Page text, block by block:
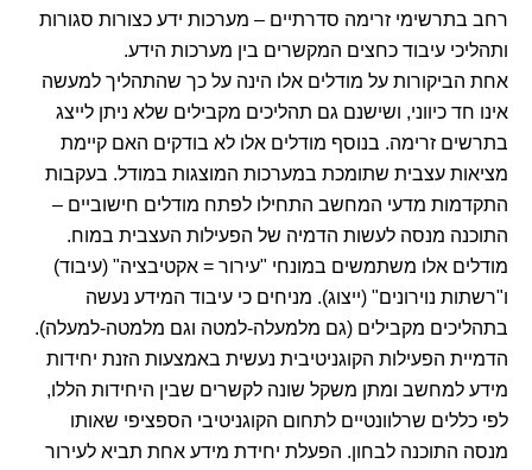
רחב בתרשימי זרימה סדרתיים – מערכות ידע כצורות סגורות
ותהליכי עיבוד כחצים המקשרים בין מערכות הידע.
אחת הביקורות על מודלים אלו הינה על כך שהתהליך למעשה
אינו חד כיווני, ושישנם גם תהליכים מקבילים שלא ניתן לייצג
בתרשים זרימה. בנוסף מודלים אלו לא בודקים האם קיימת
מציאות עצבית שתומכת במערכות המוצגות במודל. בעקבות
התקדמות מדעי המחשב התחילו לפתח מודלים חישוביים –
התוכנה מנסה לעשות הדמיה של הפעילות העצבית במוח.
מודלים אלו משתמשים במונחי "עירור = אקטיבציה" (עיבוד)
ו"רשתות נוירונים" (ייצוג). מניחים כי עיבוד המידע נעשה
בתהליכים מקבילים (גם מלמעלה-למטה וגם מלמטה-למעלה).
הדמיית הפעילות הקוגניטיבית נעשית באמצעות הזנת יחידות
מידע למחשב ומתן משקל שונה לקשרים שבין היחידות הללו,
לפי כללים שרלוונטיים לתחום הקוגניטיבי הספציפי שאותו
מנסה התוכנה לבחון. הפעלת יחידת מידע אחת תביא לעירור